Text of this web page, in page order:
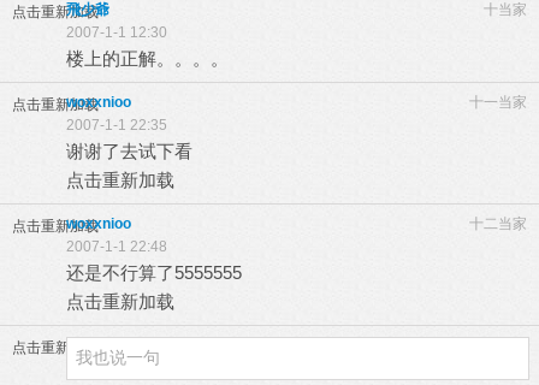
点击重新加载 十当家
飛少爺
2007-1-1 12:30
楼上的正解。。。。
点击重新加载 十一当家
woxxnioo
2007-1-1 22:35
谢谢了去试下看
点击重新加载
点击重新加载 十二当家
woxxnioo
2007-1-1 22:48
还是不行算了5555555
点击重新加载
点击重新加载